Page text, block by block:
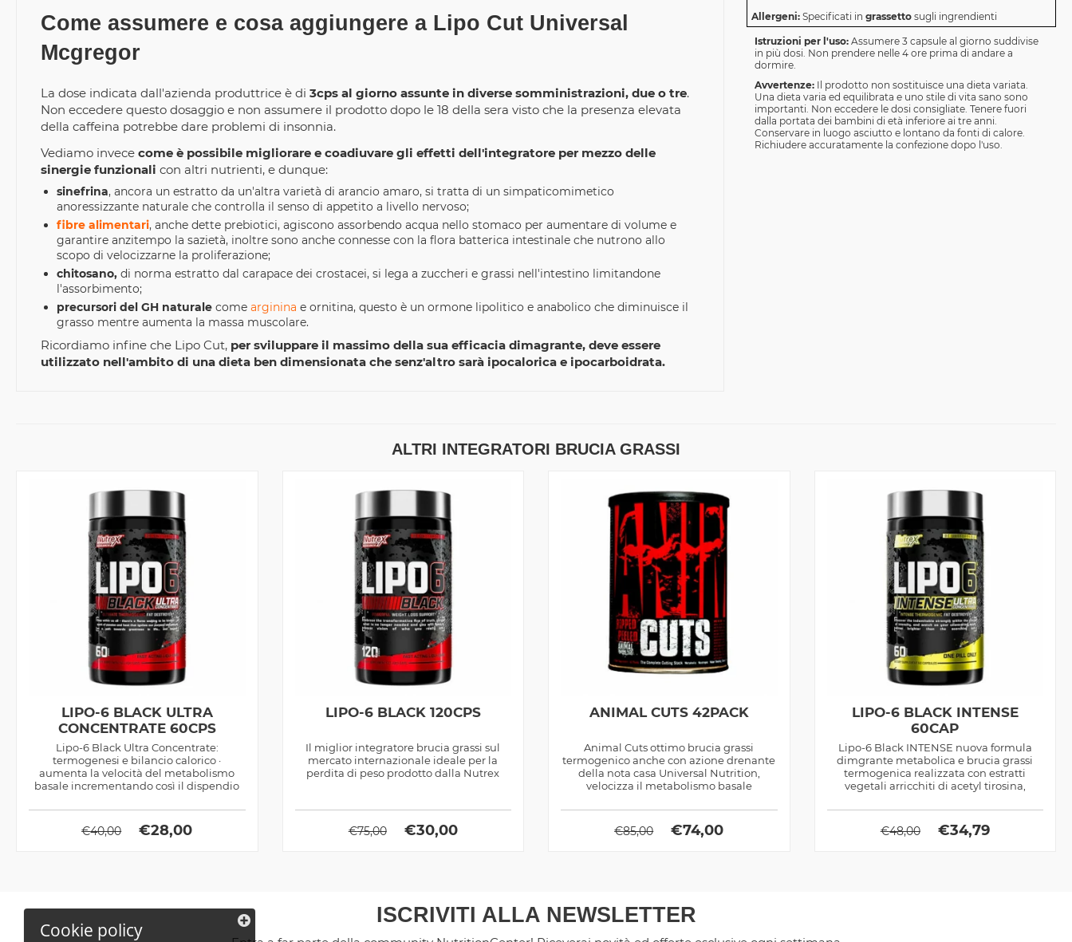
Come assumere e cosa aggiungere a Lipo Cut Universal
Mcgregor
La dose indicata dall'azienda produttrice è di 3cps al giorno assunte in diverse somministrazioni, due o tre.
Non eccedere questo dosaggio e non assumere il prodotto dopo le 18 della sera visto che la presenza elevata
della caffeina potrebbe dare problemi di insonnia.
Vediamo invece come è possibile migliorare e coadiuvare gli effetti dell'integratore per mezzo delle
sinergie funzionali con altri nutrienti, e dunque:
sinefrina, ancora un estratto da un'altra varietà di arancio amaro, si tratta di un simpaticomimetico
anoressizzante naturale che controlla il senso di appetito a livello nervoso;
fibre alimentari, anche dette prebiotici, agiscono assorbendo acqua nello stomaco per aumentare di volume e
garantire anzitempo la sazietà, inoltre sono anche connesse con la flora batterica intestinale che nutrono allo
scopo di velocizzarne la proliferazione;
chitosano, di norma estratto dal carapace dei crostacei, si lega a zuccheri e grassi nell'intestino limitandone
l'assorbimento;
precursori del GH naturale come arginina e ornitina, questo è un ormone lipolitico e anabolico che diminuisce il
grasso mentre aumenta la massa muscolare.
Ricordiamo infine che Lipo Cut, per sviluppare il massimo della sua efficacia dimagrante, deve essere
utilizzato nell'ambito di una dieta ben dimensionata che senz'altro sarà ipocalorica e ipocarboidrata.
Allergeni: Specificati in grassettosugli ingrendienti
Istruzioni per l'uso: Assumere 3 capsule al giorno suddivise
in più dosi. Non prendere nelle 4 ore prima di andare a
dormire.
Avvertenze: Il prodotto non sostituisce una dieta variata.
Una dieta varia ed equilibrata e uno stile di vita sano sono
importanti. Non eccedere le dosi consigliate. Tenere fuori
dalla portata dei bambini di età inferiore ai tre anni.
Conservare in luogo asciutto e lontano da fonti di calore.
Richiudere accuratamente la confezione dopo l'uso.
ALTRI INTEGRATORI BRUCIA GRASSI
LIPO-6 BLACK ULTRA
CONCENTRATE 60CPS
Lipo-6 Black Ultra Concentrate:
termogenesi e bilancio calorico ·
aumenta la velocità del metabolismo
basale incrementando così il dispendio
€40,00 €28,00
LIPO-6 BLACK 120CPS
Il miglior integratore brucia grassi sul
mercato internazionale ideale per la
perdita di peso prodotto dalla Nutrex
€75,00 €30,00
ANIMAL CUTS 42PACK
Animal Cuts ottimo brucia grassi
termogenico anche con azione drenante
della nota casa Universal Nutrition,
velocizza il metabolismo basale
€85,00 €74,00
LIPO-6 BLACK INTENSE
60CAP
Lipo-6 Black INTENSE nuova formula
dimgrante metabolica e brucia grassi
termogenica realizzata con estratti
vegetali arricchiti di acetyl tirosina,
€48,00 €34,79
ISCRIVITI ALLA NEWSLETTER
Cookie policy